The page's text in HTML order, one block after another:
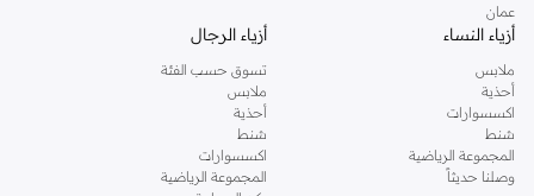
عمان
أزياء النساء
ملابس
أحذية
اكسسوارات
شنط
المجموعة الرياضية
وصلنا حديثاً
أزياء الرجال
تسوق حسب الفئة
ملابس
أحذية
شنط
اكسسوارات
المجموعة الرياضية